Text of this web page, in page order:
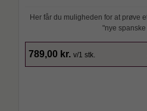
Her får du muligheden for at prøve
"nye spanske
789,00 kr. v/1 stk.